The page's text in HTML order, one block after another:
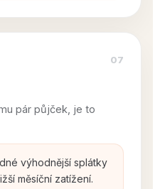
07
pár půjček, je to
výhodnější splátky
měsíční zatížení.